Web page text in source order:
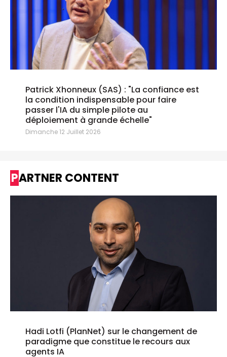
Patrick Xhonneux (SAS) : "La confiance est
la condition indispensable pour faire
passer l'IA du simple pilote au
déploiement à grande échelle"
Dimanche 12 Juillet 2026
PARTNER CONTENT
Hadi Lotfi (PlanNet) sur le changement de
paradigme que constitue le recours aux
agents IA